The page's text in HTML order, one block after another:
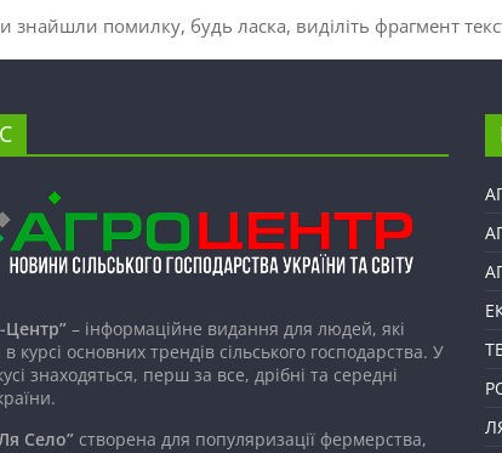
знайшли помилку, будь ласка, виділіть фрагмент
Центр” – інформаційне видання для людей, які
курсі основних трендів сільського господарства. У
знаходяться, перш за все, дрібні та середні
Село” створена для популяризації фермерства,